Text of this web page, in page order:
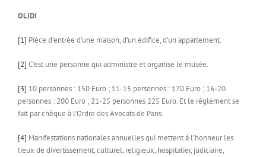
OLIDI
[1] Pièce d’entrée d’une maison, d’un édifice, d’un appartement.
[2] C’est une personne qui administre et organise le musée.
[3] 10 personnes : 150 Euro ; 11-15 personnes : 170 Euro ; 16-20
personnes : 200 Euro ; 21-25 personnes 225 Euro. Et le règlement se
fait par chèque à l’Ordre des Avocats de Paris.
[4] Manifestations nationales annuelles qui mettent à l’honneur les
lieux de divertissement, culturel, religieux, hospitalier, judiciaire,